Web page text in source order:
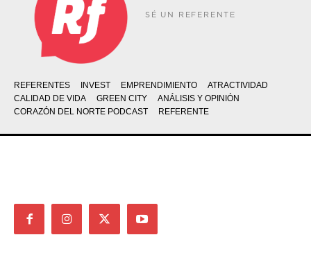
SÉ UN REFERENTE
REFERENTES INVEST EMPRENDIMIENTO
ATRACTIVIDAD
CALIDAD DE VIDA
GREEN CITY
ANÁLISIS Y OPINIÓN
CORAZÓN DEL NORTE PODCAST
REFERENTE